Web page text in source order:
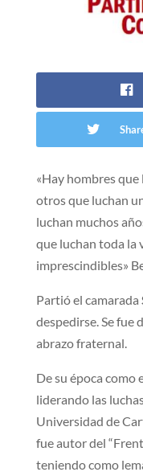
«Hay hombres
otros que luchan
luchan muchos
que luchan toda la
imprescindibles»
Partió el camarada
despedirse. Se fue
abrazo fraternal.
De su época
liderando las
Universidad de
fue autor del
teniendo como